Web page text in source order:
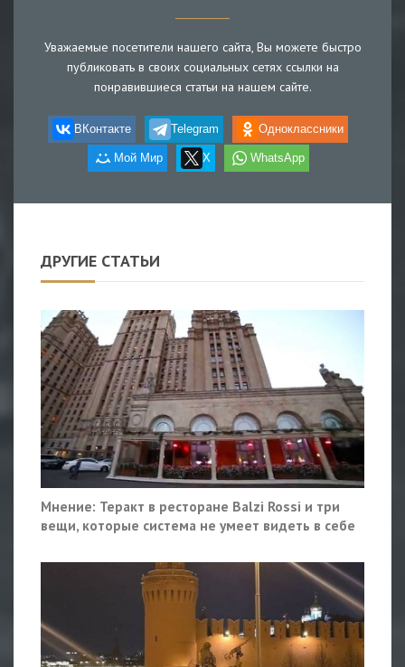
Уважаемые посетители нашего сайта, Вы можете быстро
публиковать в своих социальных сетях ссылки на
понравившиеся статьи на нашем сайте.
ВКонтакте Telegram Одноклассники
Мой Мир X WhatsApp
ДРУГИЕ СТАТЬИ
Мнение: Теракт в ресторане Balzi Rossi и три
вещи, которые система не умеет видеть в себе